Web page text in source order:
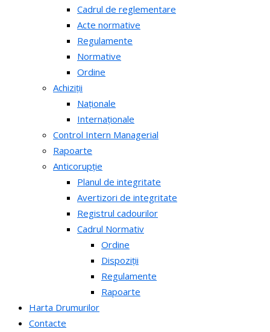
Cadrul de reglementare
Acte normative
Regulamente
Normative
Ordine
Achiziții
Naționale
Internaționale
Control Intern Managerial
Rapoarte
Anticorupție
Planul de integritate
Avertizori de integritate
Registrul cadourilor
Cadrul Normativ
Ordine
Dispoziții
Regulamente
Rapoarte
Harta Drumurilor
Contacte